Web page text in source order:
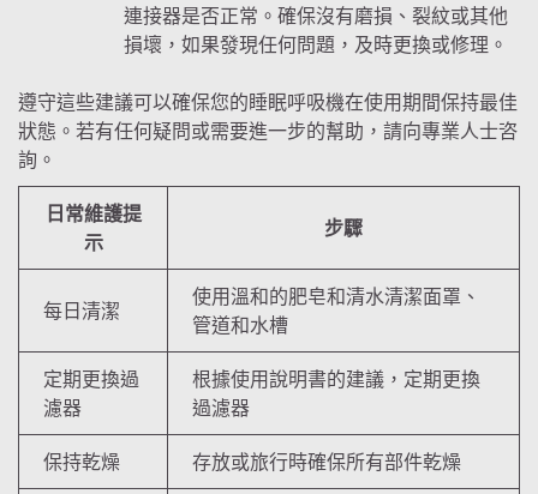
連接器是否正常。確保沒有磨損、裂紋或其他
損壞，如果發現任何問題，及時更換或修理。
遵守這些建議可以確保您的睡眠呼吸機在使用期間保持最佳
狀態。若有任何疑問或需要進一步的幫助，請向專業人士咨
詢。
日常維護提
示
步驟
每日清潔
使用溫和的肥皂和清水清潔面罩、
管道和水槽
定期更換過
濾器
根據使用說明書的建議，定期更換
過濾器
保持乾燥 存放或旅行時確保所有部件乾燥